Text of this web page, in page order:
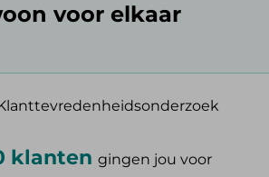
voor elkaar
klanten gingen jou voor